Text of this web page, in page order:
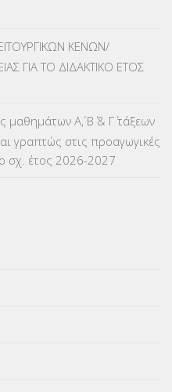
(319)
ΚΕΝΩΝ/
ΓΙΑ ΤΟ ΔΙΔΑΚΤΙΚΟ ΕΤΟΣ
Α΄, Β΄ & Γ΄ τάξεων
γραπτώς στις προαγωγικές
σχ. έτος 2026-2027